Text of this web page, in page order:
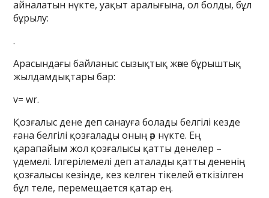
айналатын нүкте, уақыт аралығына, ол болды, бұл
бұрылу:
.
Арасындағы байланыс сызықтық және бұрыштық
жылдамдықтары бар:
v= wr.
Қозғалыс дене деп санауға болады белгілі кезде
ғана белгілі қозғалады оның әр нүкте. Ең
қарапайым жол қозғалысы қатты денелер –
үдемелі. Ілгерілемелі деп аталады қатты дененің
қозғалысы кезінде, кез келген тікелей өткізілген
бұл теле, перемещается қатар ең.